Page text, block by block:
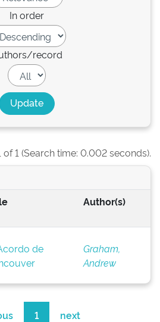
In order
record
of 1 (Search time: 0.002 seconds).
Author(s)
de
Graham,
Andrew
1 next